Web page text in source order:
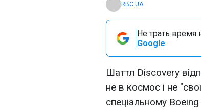
RBC.UA
Не трать время
Google
Шаттл Discovery
не в космос і не
спеціальному